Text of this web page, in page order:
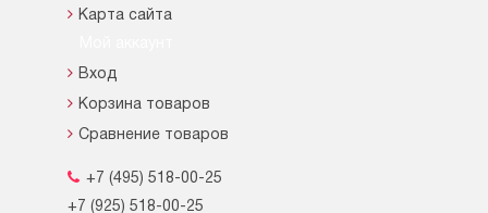
Карта сайта
Вход
Корзина товаров
Сравнение товаров
+7 (495) 518-00-25
+7 (925) 518-00-25